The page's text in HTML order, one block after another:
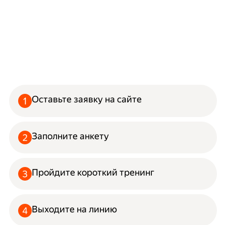
Оставьте заявку на сайте
Заполните анкету
Пройдите короткий тренинг
Выходите на линию